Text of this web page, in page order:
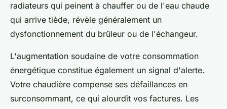
radiateurs qui peinent à chauffer ou de l'eau chaude
qui arrive tiède, révèle généralement un
dysfonctionnement du brûleur ou de l'échangeur.
L'augmentation soudaine de votre consommation
énergétique constitue également un signal d'alerte.
Votre chaudière compense ses défaillances en
surconsommant, ce qui alourdit vos factures. Les